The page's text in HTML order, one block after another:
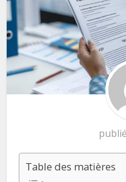
Table des matières